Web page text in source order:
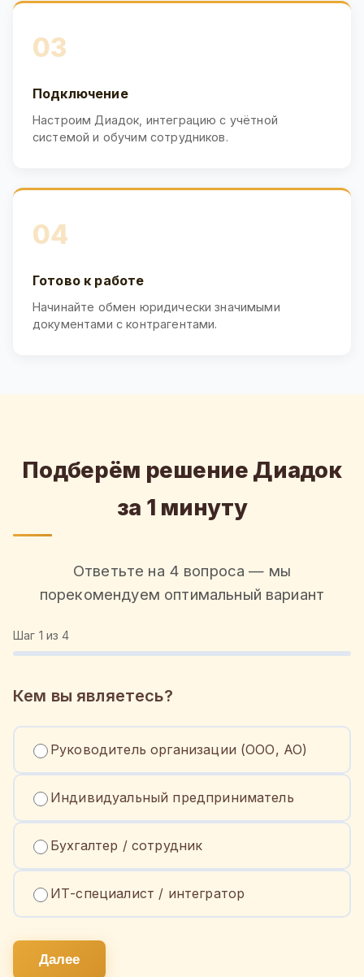
03
Подключение
Настроим Диадок, интеграцию с учётной
системой и обучим сотрудников.
04
Готово к работе
Начинайте обмен юридически значимыми
документами с контрагентами.
Подберём решение Диадок
за 1 минуту
Ответьте на 4 вопроса — мы
порекомендуем оптимальный вариант
Шаг 1 из 4
Кем вы являетесь?
Руководитель организации (ООО, АО)
Индивидуальный предприниматель
Бухгалтер / сотрудник
ИТ-специалист / интегратор
Далее